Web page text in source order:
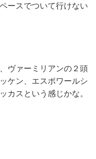
ースでついて行けない
ヴァーミリアンの２頭
ケン、エスポワールシ
カスという感じかな。